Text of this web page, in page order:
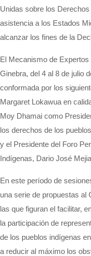
Unidas sobre los
asistencia a los Estados
alcanzar los fines de la
El Mecanismo de Expertos
Ginebra, del 4 al 8 de julio
conformada por los
Margaret Lokawua en
Moy Dhamai como
los derechos de los
y el Presidente del Foro
Indígenas, Dario José
En este período de
una serie de propuestas al
las que figuran el facilitar,
la participación de
de los pueblos indígenas
a reducir al máximo los